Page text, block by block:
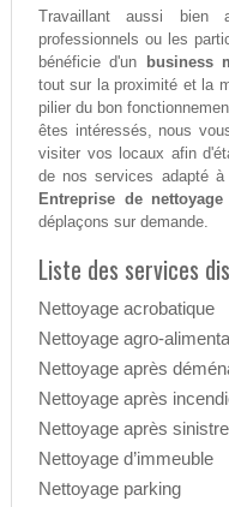
Travaillant aussi bien
professionnels ou les
bénéficie d'un
business
tout sur la proximité et la
pilier du bon
êtes intéressés, nous
visiter vos locaux afin
de nos services adapté
Entreprise de nettoyage
déplaçons sur demande.
Liste des services
Nettoyage acrobatique
Nettoyage agro-
Nettoyage après
Nettoyage après
Nettoyage après sinistre
Nettoyage d’immeuble
Nettoyage parking